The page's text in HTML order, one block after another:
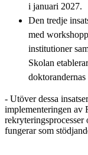
i januari 2027.
Den tredje
med
institutioner
Skolan
- Utöver dessa
implementeringen av
fungerar som